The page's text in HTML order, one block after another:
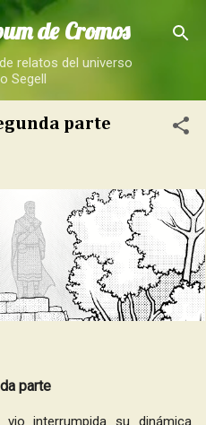
principal
de Cromos
relatos del universo
Segell
parte
parte
interrumpida su dinámica